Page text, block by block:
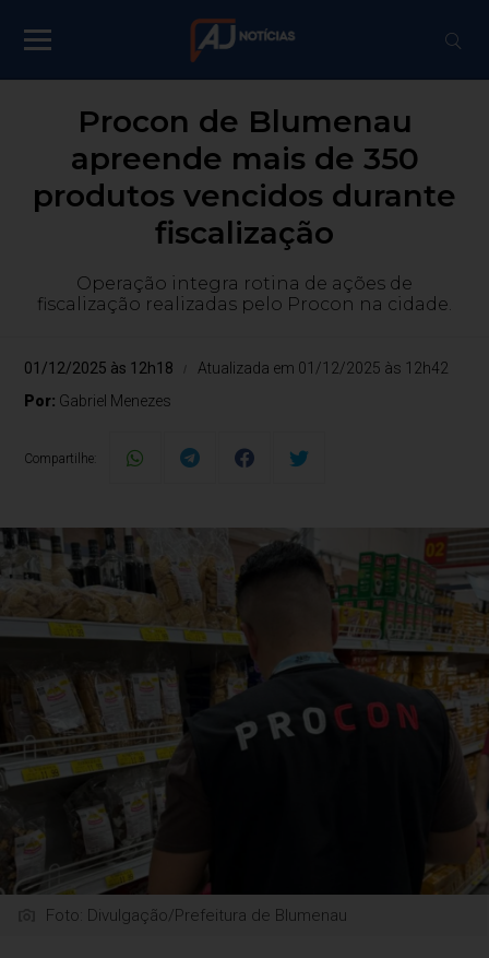
Procon de Blumenau
apreende mais de 350
produtos vencidos durante
fiscalização
Operação integra rotina de ações de
fiscalização realizadas pelo Procon na cidade.
01/12/2025 às 12h18
Atualizada em 01/12/2025 às 12h42
Por: Gabriel Menezes
Compartilhe:
Foto: Divulgação/Prefeitura de Blumenau